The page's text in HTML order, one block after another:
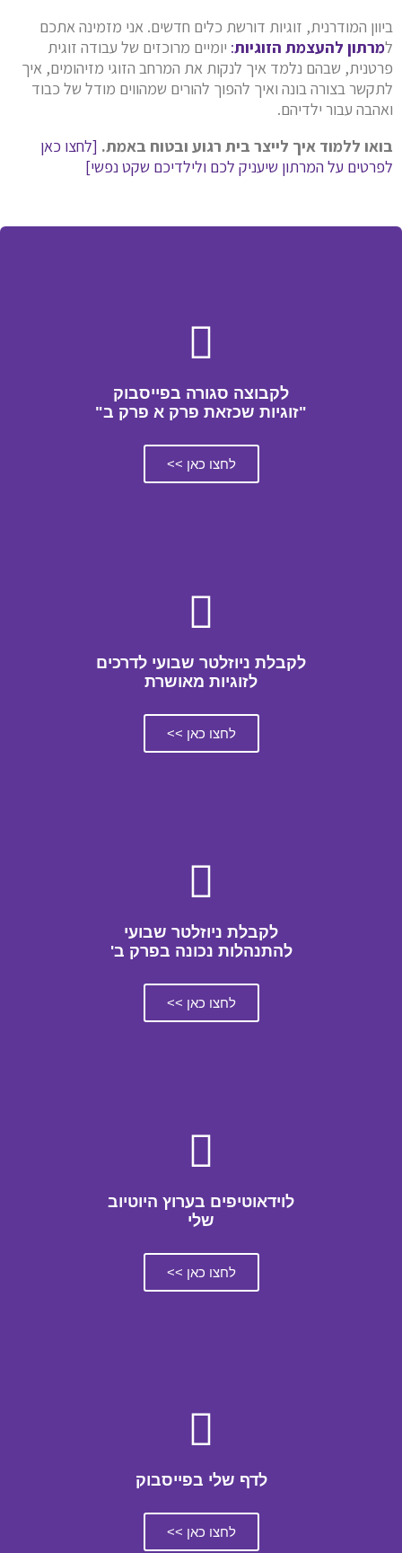
ביוון המודרנית, זוגיות דורשת כלים חדשים. אני מזמינה אתכם
למרתון להעצמת הזוגיות: יומיים מרוכזים של עבודה זוגית
פרטנית, שבהם נלמד איך לנקות את המרחב הזוגי מזיהומים, איך
לתקשר בצורה בונה ואיך להפוך להורים שמהווים מודל של כבוד
ואהבה עבור ילדיהם.
בואו ללמוד איך לייצר בית רגוע ובטוח באמת. [לחצו כאן
לפרטים על המרתון שיעניק לכם ולילדיכם שקט נפשי]
לקבוצה סגורה בפייסבוק
"זוגיות שכזאת פרק א פרק ב"
לחצו כאן >>
לקבלת ניוזלטר שבועי לדרכים
לזוגיות מאושרת
לחצו כאן >>
לקבלת ניוזלטר שבועי
להתנהלות נכונה בפרק ב'
לחצו כאן >>
לוידאוטיפים בערוץ היוטיוב
שלי
לחצו כאן >>
לדף שלי בפייסבוק
לחצו כאן >>